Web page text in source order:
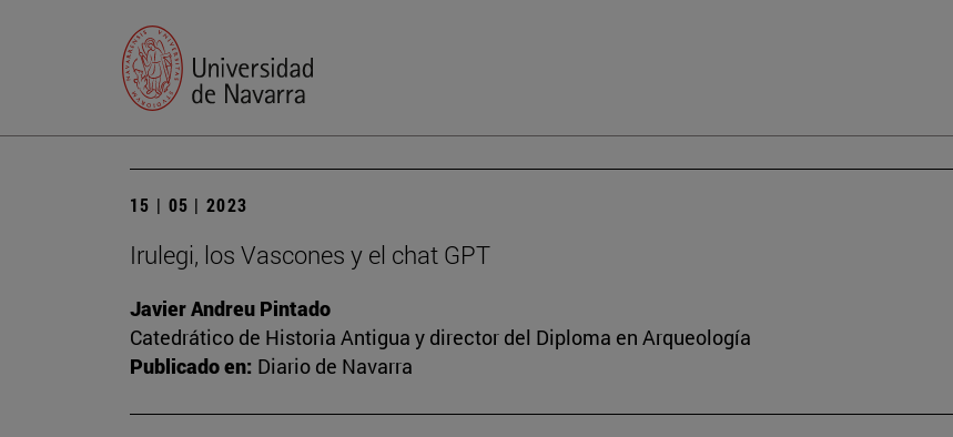
15 | 05 | 2023
Irulegi, los Vascones y el chat GPT
Javier Andreu Pintado
Catedrático de Historia Antigua y director del Diploma en Arqueología
Publicado en: Diario de Navarra